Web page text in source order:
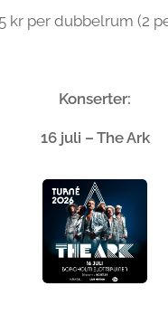
kr per dubbelrum (2
Konserter:
16 juli – The Ark